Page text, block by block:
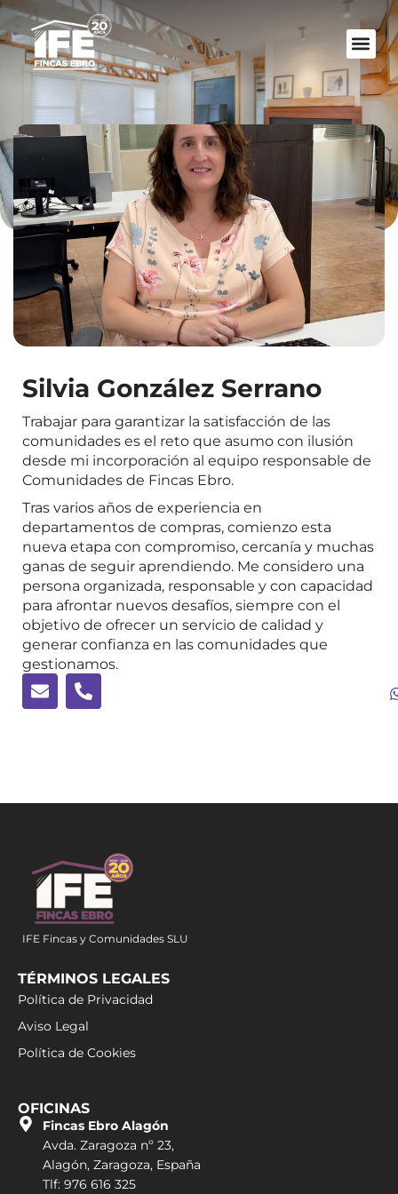
Silvia González Serrano
Trabajar para garantizar la satisfacción de las
comunidades es el reto que asumo con ilusión
desde mi incorporación al equipo responsable de
Comunidades de Fincas Ebro.
Tras varios años de experiencia en
departamentos de compras, comienzo esta
nueva etapa con compromiso, cercanía y muchas
ganas de seguir aprendiendo. Me considero una
persona organizada, responsable y con capacidad
para afrontar nuevos desafíos, siempre con el
objetivo de ofrecer un servicio de calidad y
generar confianza en las comunidades que
gestionamos.
IFE Fincas y Comunidades SLU
TÉRMINOS LEGALES
Política de Privacidad
Aviso Legal
Política de Cookies
OFICINAS
Fincas Ebro Alagón
Avda. Zaragoza nº 23,
Alagón, Zaragoza, España
Tlf: 976 616 325